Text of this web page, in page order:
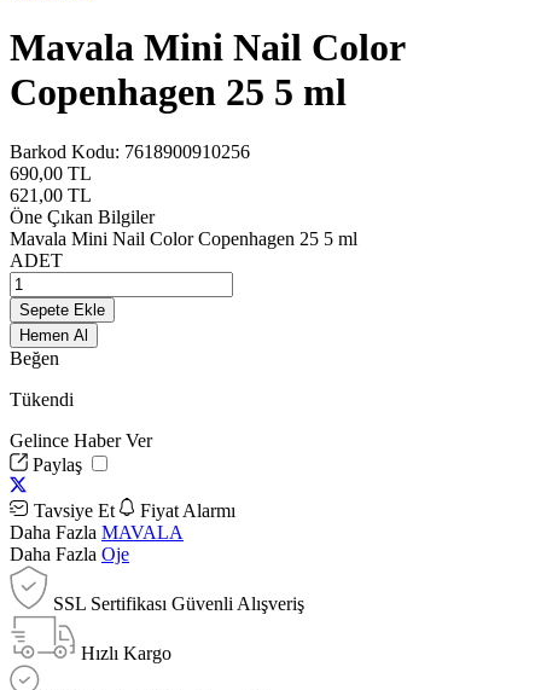
Mavala Mini Nail Color
Copenhagen 25 5 ml
Barkod Kodu: 7618900910256
690,00 TL
621,00 TL
Öne Çıkan Bilgiler
Mavala Mini Nail Color Copenhagen 25 5 ml
ADET
Sepete Ekle
Hemen Al
Beğen
Tükendi
Gelince Haber Ver
Paylaş
Tavsiye Et
Fiyat Alarmı
Daha Fazla MAVALA
Daha Fazla Oje
SSL Sertifikası Güvenli Alışveriş
Hızlı Kargo